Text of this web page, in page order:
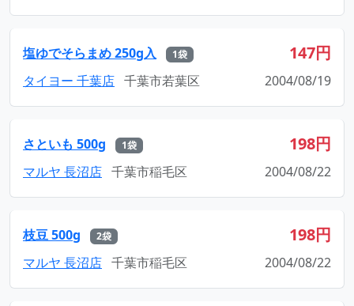
塩ゆでそらまめ 250g入 1袋 147円
タイヨー 千葉店 千葉市若葉区 2004/08/19
さといも 500g 1袋 198円
マルヤ 長沼店 千葉市稲毛区 2004/08/22
枝豆 500g 2袋 198円
マルヤ 長沼店 千葉市稲毛区 2004/08/22